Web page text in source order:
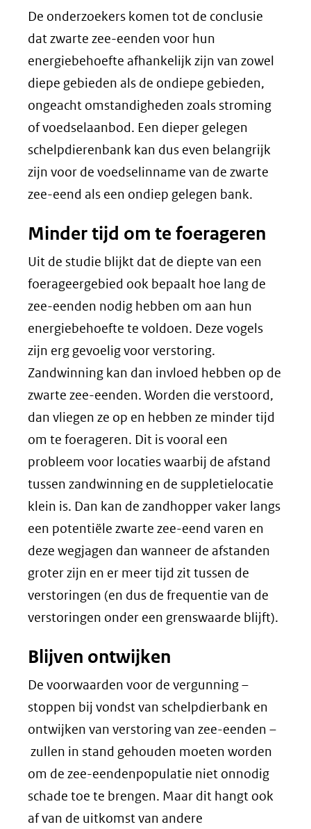
De onderzoekers komen tot de conclusie
dat zwarte zee-eenden voor hun
energiebehoefte afhankelijk zijn van zowel
diepe gebieden als de ondiepe gebieden,
ongeacht omstandigheden zoals stroming
of voedselaanbod. Een dieper gelegen
schelpdierenbank kan dus even belangrijk
zijn voor de voedselinname van de zwarte
zee-eend als een ondiep gelegen bank.
Minder tijd om te foerageren
Uit de studie blijkt dat de diepte van een
foerageergebied ook bepaalt hoe lang de
zee-eenden nodig hebben om aan hun
energiebehoefte te voldoen. Deze vogels
zijn erg gevoelig voor verstoring.
Zandwinning kan dan invloed hebben op de
zwarte zee-eenden. Worden die verstoord,
dan vliegen ze op en hebben ze minder tijd
om te foerageren. Dit is vooral een
probleem voor locaties waarbij de afstand
tussen zandwinning en de suppletielocatie
klein is. Dan kan de zandhopper vaker langs
een potentiële zwarte zee-eend varen en
deze wegjagen dan wanneer de afstanden
groter zijn en er meer tijd zit tussen de
verstoringen (en dus de frequentie van de
verstoringen onder een grenswaarde blijft).
Blijven ontwijken
De voorwaarden voor de vergunning –
stoppen bij vondst van schelpdierbank en
ontwijken van verstoring van zee-eenden –
zullen in stand gehouden moeten worden
om de zee-eendenpopulatie niet onnodig
schade toe te brengen. Maar dit hangt ook
af van de uitkomst van andere